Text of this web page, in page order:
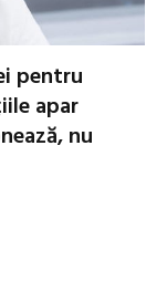
pentru
apar
nu